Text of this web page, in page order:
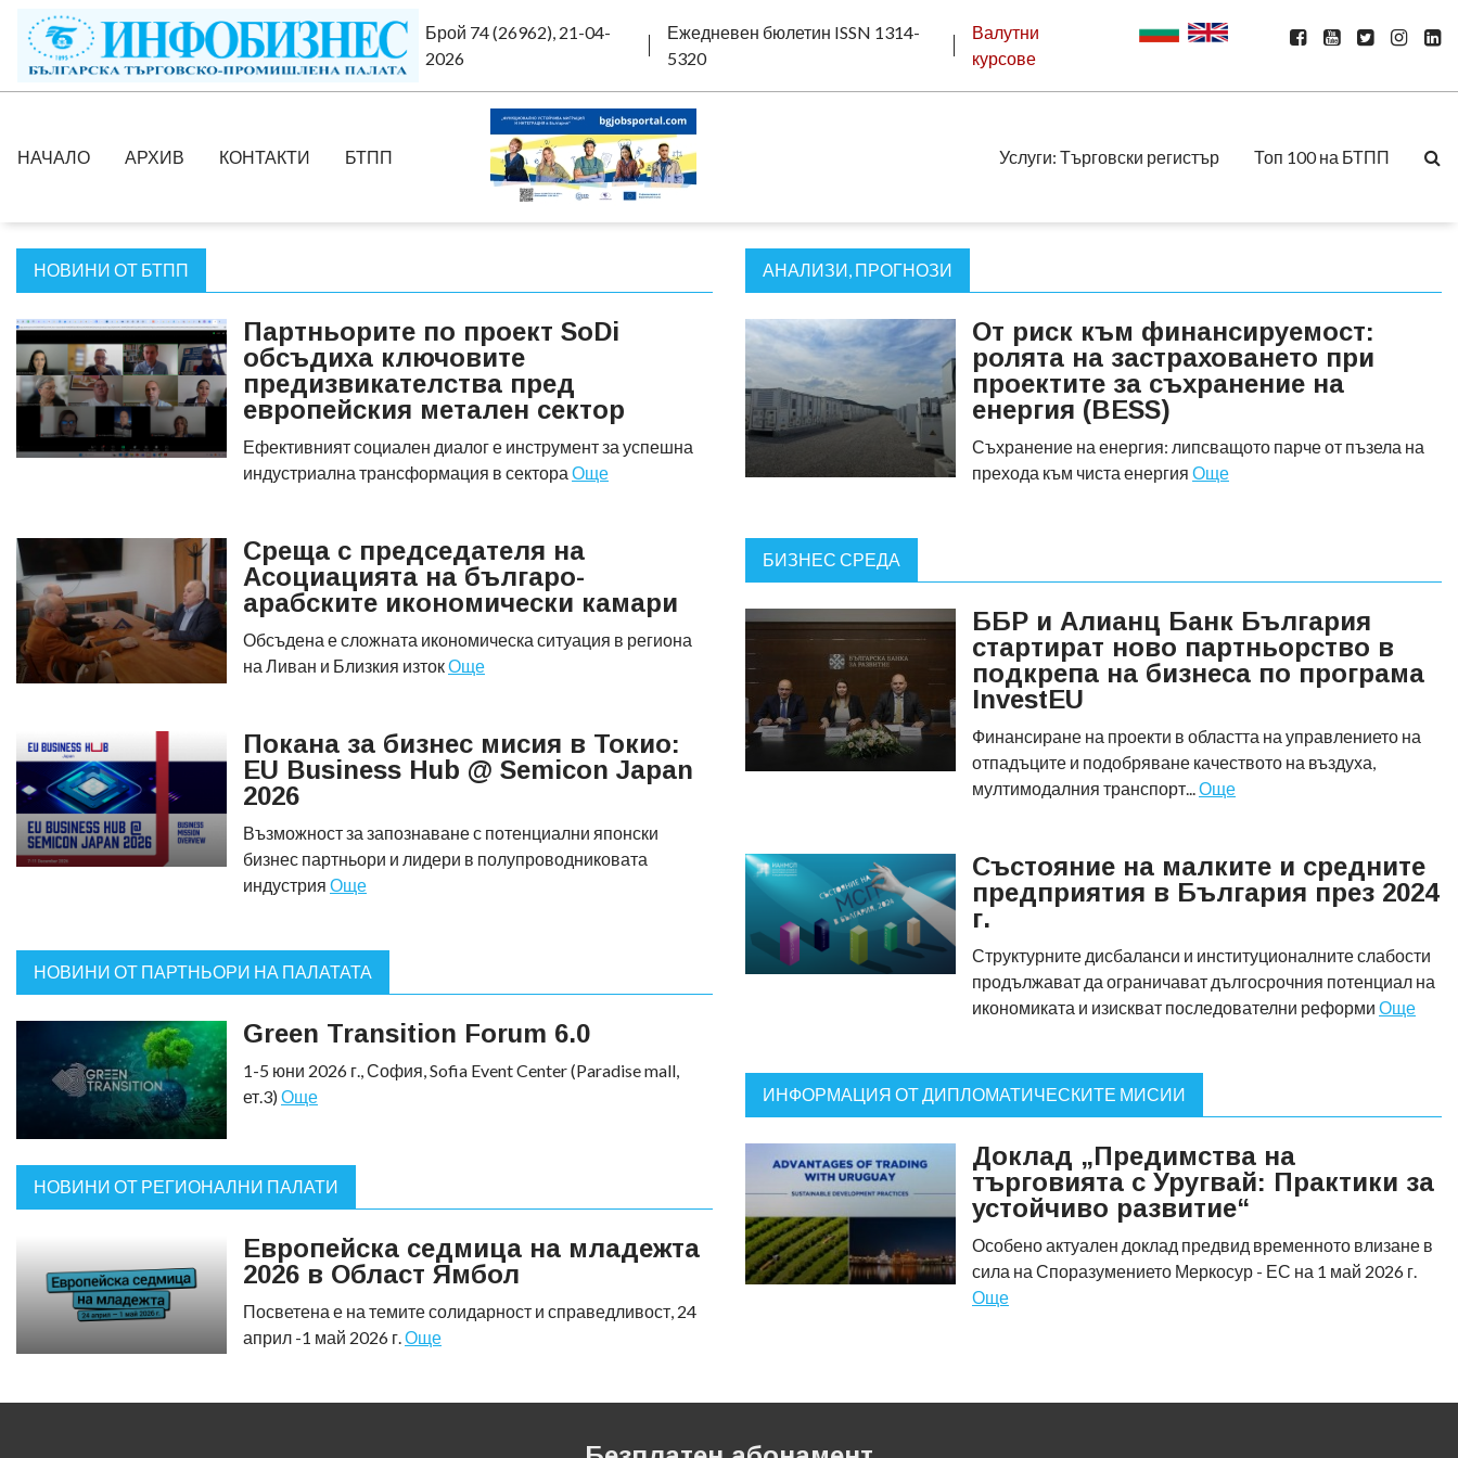
Брой 74 (26962), 21-04-
2026
Ежедневен бюлетин ISSN 1314-
5320
Валутни
курсове
НАЧАЛО АРХИВ КОНТАКТИ БТПП Услуги: Търговски регистър Топ 100 на БТПП
НОВИНИ ОТ БТПП
Партньорите по проект SoDi
обсъдиха ключовите
предизвикателства пред
европейския метален сектор
Ефективният социален диалог е инструмент за успешна
индустриална трансформация в сектора Още
Среща с председателя на
Асоциацията на българо-
арабските икономически камари
Обсъдена е сложната икономическа ситуация в региона
на Ливан и Близкия изтокОще
Покана за бизнес мисия в Токио:
EU Business Hub @ Semicon Japan
2026
Възможност за запознаване с потенциални японски
бизнес партньори и лидери в полупроводниковата
индустрия Още
НОВИНИ ОТ ПАРТНЬОРИ НА ПАЛАТАТА
Green Transition Forum 6.0
1-5 юни 2026 г., София, Sofia Event Center (Paradise mall,
ет.3) Още
НОВИНИ ОТ РЕГИОНАЛНИ ПАЛАТИ
Европейска седмица на младежта
2026 в Област Ямбол
Посветена е на темите солидарност и справедливост, 24
април -1 май 2026 г.Още
АНАЛИЗИ, ПРОГНОЗИ
От риск към финансируемост:
ролята на застраховането при
проектите за съхранение на
енергия (BESS)
Съхранение на енергия: липсващото парче от пъзела на
прехода към чиста енергия Още
БИЗНЕС СРЕДА
ББР и Алианц Банк България
стартират ново партньорство в
подкрепа на бизнеса по програма
InvestEU
Финансиране на проекти в областта на управлението на
отпадъците и подобряване качеството на въздуха,
мултимодалния транспорт...Още
Състояние на малките и средните
предприятия в България през 2024
г.
Структурните дисбаланси и институционалните слабости
продължават да ограничават дългосрочния потенциал на
икономиката и изискват последователни реформи Още
ИНФОРМАЦИЯ ОТ ДИПЛОМАТИЧЕСКИТЕ МИСИИ
Доклад „Предимства на
търговията с Уругвай: Практики за
устойчиво развитие“
Особено актуален доклад предвид временното влизане в
сила на Споразумението Меркосур - ЕС на 1 май 2026 г.
Още